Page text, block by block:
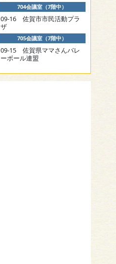
704会議室（7階中）
09-16 佐賀市市民活動プラ
ザ
705会議室（7階中）
09-15 佐賀県ママさんバレ
ーボール連盟